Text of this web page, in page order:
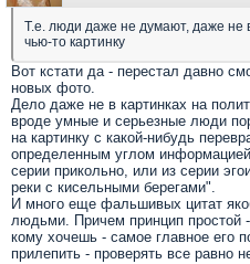
Т.е. люди даже не думают, даже не
чью-то картинку
Вот кстати да - перестал давно
новых фото.
Дело даже не в картинках на
вроде умные и серьезные люди
на картинку с какой-нибудь
определенным углом
серии прикольно, или из серии
реки с кисельными берегами".
И много еще фальшивых цитат
людьми. Причем принцип простой
кому хочешь - самое главное его
прилепить - проверять все равно